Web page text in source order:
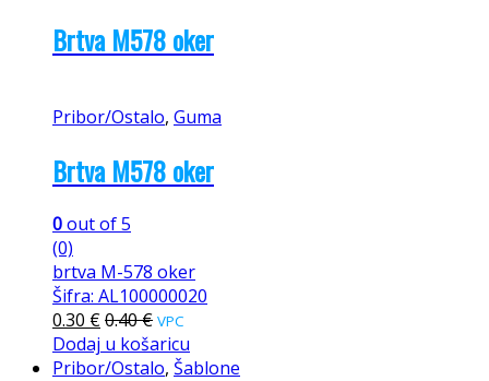
Brtva M578 oker
Pribor/Ostalo, Guma
Brtva M578 oker
0out of 5
(0)
brtva M-578 oker
Šifra: AL100000020
0.30 €0.40€ VPC
Dodaj u košaricu
Pribor/Ostalo, Šablone